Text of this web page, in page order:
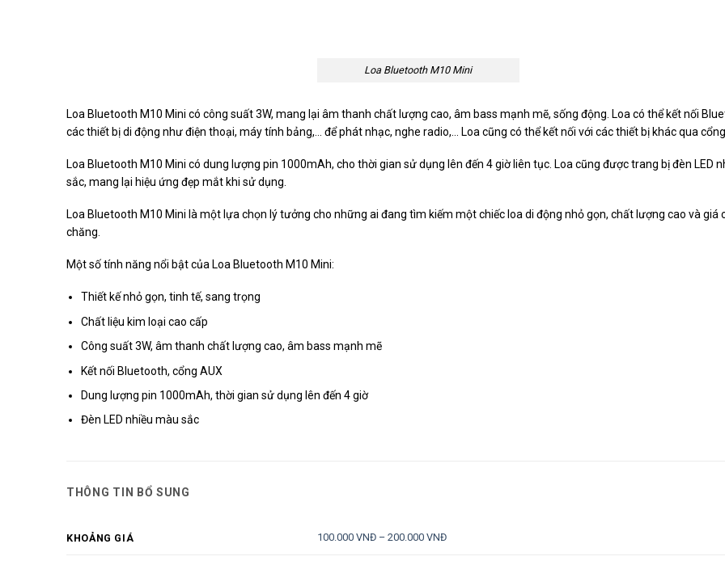
Loa Bluetooth M10 Mini
Loa Bluetooth M10 Mini có công suất 3W, mang lại âm thanh chất lượng cao, âm bass mạnh mẽ, sống động. Loa có thể kết nối
các thiết bị di động như điện thoại, máy tính bảng,… để phát nhạc, nghe radio,… Loa cũng có thể kết nối với các thiết bị khác qua cổng
Loa Bluetooth M10 Mini có dung lượng pin 1000mAh, cho thời gian sử dụng lên đến 4 giờ liên tục. Loa cũng được trang bị đèn LED
sắc, mang lại hiệu ứng đẹp mắt khi sử dụng.
Loa Bluetooth M10 Mini là một lựa chọn lý tưởng cho những ai đang tìm kiếm một chiếc loa di động nhỏ gọn, chất lượng cao và giá
chăng.
Một số tính năng nổi bật của Loa Bluetooth M10 Mini:
Thiết kế nhỏ gọn, tinh tế, sang trọng
Chất liệu kim loại cao cấp
Công suất 3W, âm thanh chất lượng cao, âm bass mạnh mẽ
Kết nối Bluetooth, cổng AUX
Dung lượng pin 1000mAh, thời gian sử dụng lên đến 4 giờ
Đèn LED nhiều màu sắc
THÔNG TIN BỔ SUNG
KHOẢNG GIÁ 100.000 VNĐ – 200.000 VNĐ